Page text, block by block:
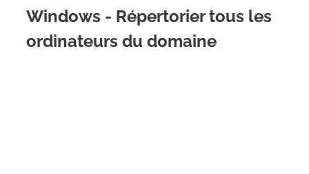
Windows - Répertorier tous les
ordinateurs du domaine